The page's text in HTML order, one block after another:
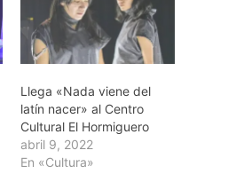
Llega «Nada viene del
latín nacer» al Centro
Cultural El Hormiguero
abril 9, 2022
En «Cultura»